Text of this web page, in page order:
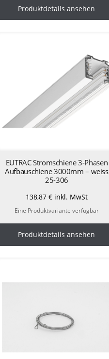
Produktdetails ansehen
EUTRAC Stromschiene 3-Phasen
Aufbauschiene 3000mm – weiss
25-306
138,87 €inkl. MwSt
Eine Produktvariante verfügbar
Produktdetails ansehen